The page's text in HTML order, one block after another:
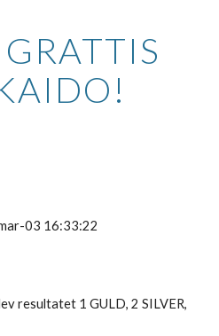
03 16:33:22
resultatet 1 GULD, 2 SILVER,